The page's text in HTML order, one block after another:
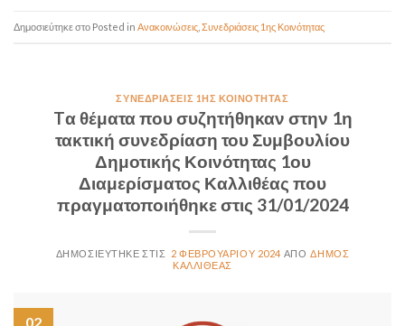
Posted in Ανακοινώσεις Συνεδριάσεις 1ης Κοινότητας
ΣΥΝΕΔΡΙΆΣΕΙΣ 1ΗΣ ΚΟΙΝΌΤΗΤΑΣ
Tα θέματα που συζητήθηκαν στην 1η
τακτική συνεδρίαση του Συμβουλίου
Δημοτικής Κοινότητας 1ου
Διαμερίσματος Καλλιθέας που
πραγματοποιήθηκε στις 31/01/2024
2 ΦΕΒΡΟΥΑΡΊΟΥ 2024
ΔΉΜΟΣ
ΚΑΛΛΙΘΈΑΣ
02